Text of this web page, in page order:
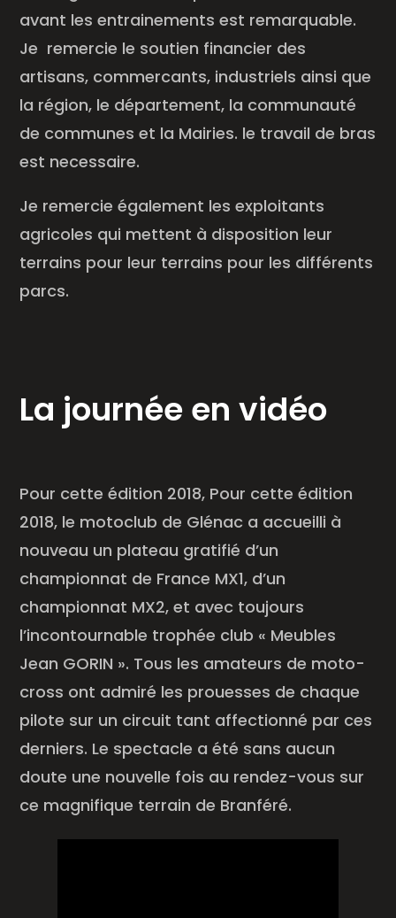
avant les entrainements est remarquable.
Je remercie le soutien financier des
artisans, commercants, industriels ainsi que
la région, le département, la communauté
de communes et la Mairies. le travail de bras
est necessaire.
Je remercie également les exploitants
agricoles qui mettent à disposition leur
terrains pour leur terrains pour les différents
parcs.
La journée en vidéo
Pour cette édition 2018, Pour cette édition
2018, le motoclub de Glénac a accueilli à
nouveau un plateau gratifié d’un
championnat de France MX1, d’un
championnat MX2, et avec toujours
l’incontournable trophée club « Meubles
Jean GORIN ». Tous les amateurs de moto-
cross ont admiré les prouesses de chaque
pilote sur un circuit tant affectionné par ces
derniers. Le spectacle a été sans aucun
doute une nouvelle fois au rendez-vous sur
ce magnifique terrain de Branféré.